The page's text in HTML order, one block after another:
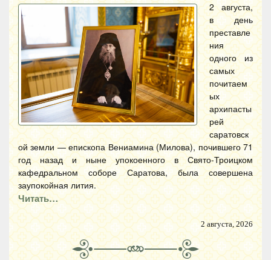
2 августа,
в день
преставле
ния
одного из
самых
почитаем
ых
архипасты
рей
саратовск
ой земли — епископа Вениамина (Милова), почившего 71
год назад и ныне упокоенного в Свято-Троицком
кафедральном соборе Саратова, была совершена
заупокойная лития.
Читать…
2 августа, 2026